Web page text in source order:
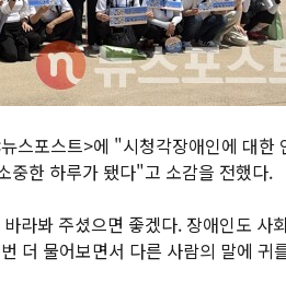
스포스트>에 "시청각장애인에 대
중한 하루가 됐다"고 소감을 전했다.
라봐 주셨으면 좋겠다. 장애인도 사
더 물어보면서 다른 사람의 말에